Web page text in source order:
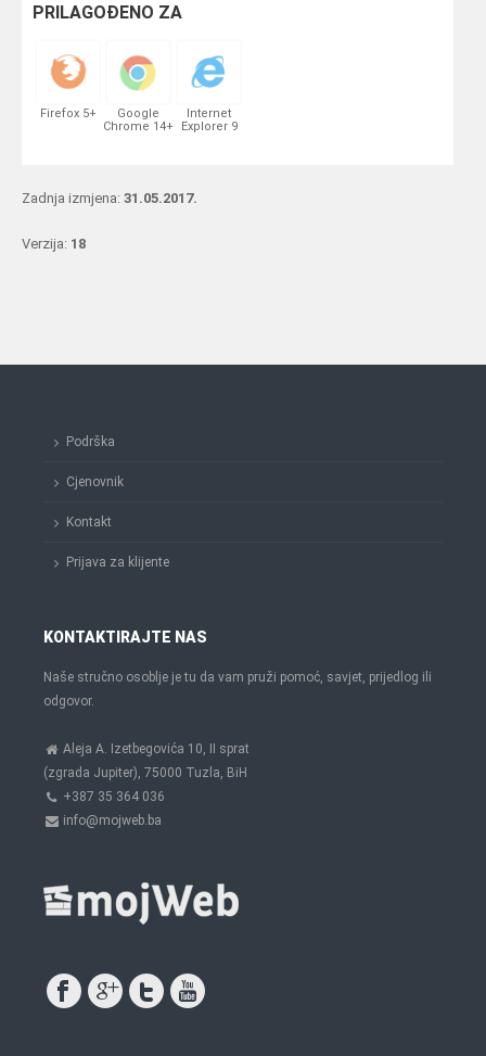
PRILAGOĐENO ZA
Firefox 5+
Google
Chrome 14+
Internet
Explorer 9
Zadnja izmjena: 31.05.2017.
Verzija: 18
Podrška
Cjenovnik
Kontakt
Prijava za klijente
KONTAKTIRAJTE NAS
Naše stručno osoblje je tu da vam pruži pomoć, savjet, prijedlog ili
odgovor.
Aleja A. Izetbegovića 10, II sprat
(zgrada Jupiter), 75000 Tuzla, BiH
+387 35 364 036
info@mojweb.ba